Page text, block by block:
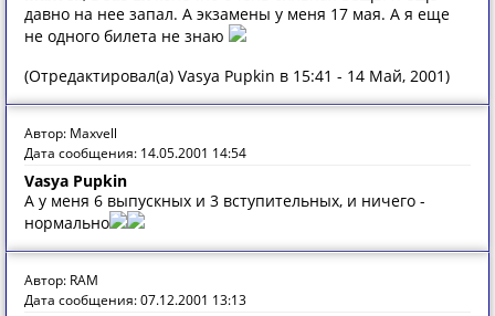
давно на нее запал. А экзамены у меня 17 мая. А я еще
не одного билета не знаю
(Отредактировал(а) Vasya Pupkin в 15:41 - 14 Май, 2001)
Автор: Maxvell
Дата сообщения: 14.05.2001 14:54
Vasya Pupkin
А у меня 6 выпускных и 3 вступительных, и ничего -
нормально
Автор: RAM
Дата сообщения: 07.12.2001 13:13